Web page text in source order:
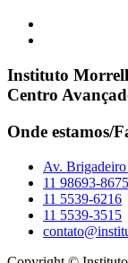
Instituto
Centro
Onde estamos/
Av.
11 98693-8675
11 5539-6216
11 5539-3515